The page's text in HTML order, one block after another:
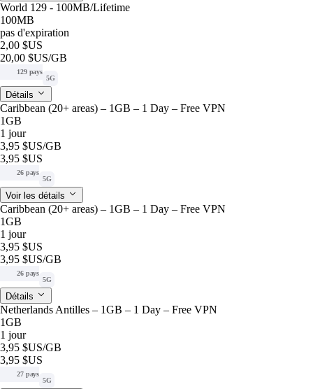
World 129 - 100MB/Lifetime
100MB
pas d'expiration
2,00 $US
20,00 $US/GB
129 pays
5G
Détails
Caribbean (20+ areas) – 1GB – 1 Day – Free VPN
1GB
1 jour
3,95 $US/GB
3,95 $US
26 pays
5G
Voir les détails
Caribbean (20+ areas) – 1GB – 1 Day – Free VPN
1GB
1 jour
3,95 $US
3,95 $US/GB
26 pays
5G
Détails
Netherlands Antilles – 1GB – 1 Day – Free VPN
1GB
1 jour
3,95 $US/GB
3,95 $US
27 pays
5G